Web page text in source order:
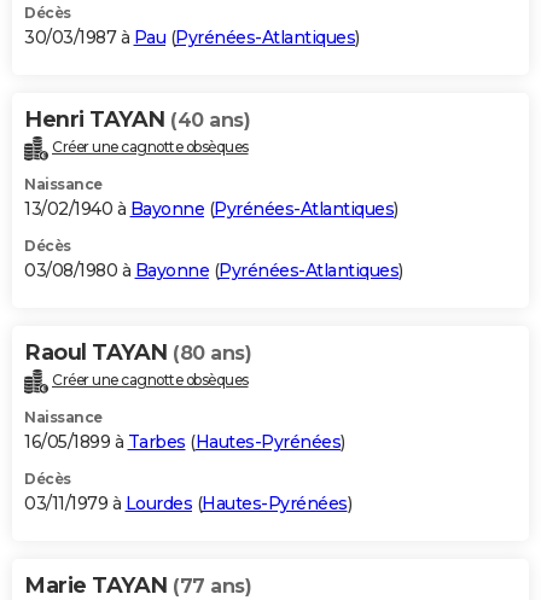
Décès
30/03/1987 à Pau (Pyrénées-Atlantiques)
Henri TAYAN (40 ans)
Créer une cagnotte obsèques
Naissance
13/02/1940 à Bayonne (Pyrénées-Atlantiques)
Décès
03/08/1980 à Bayonne (Pyrénées-Atlantiques)
Raoul TAYAN (80 ans)
Créer une cagnotte obsèques
Naissance
16/05/1899 à Tarbes (Hautes-Pyrénées)
Décès
03/11/1979 à Lourdes (Hautes-Pyrénées)
Marie TAYAN (77 ans)